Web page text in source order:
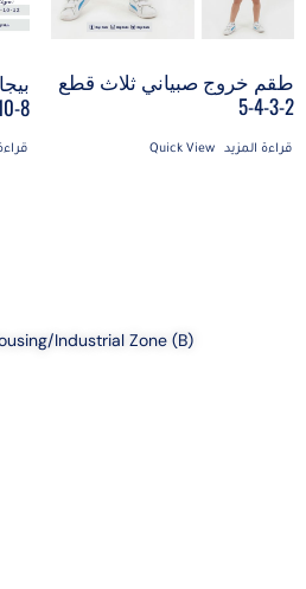
طقم خروج صبياني ثلاث قطع
2-3-4-5
قراءة المزيد Quick View
8-10-12
Industrial Zone (B)